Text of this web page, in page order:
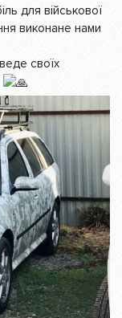
для військової
виконане нами
своїх